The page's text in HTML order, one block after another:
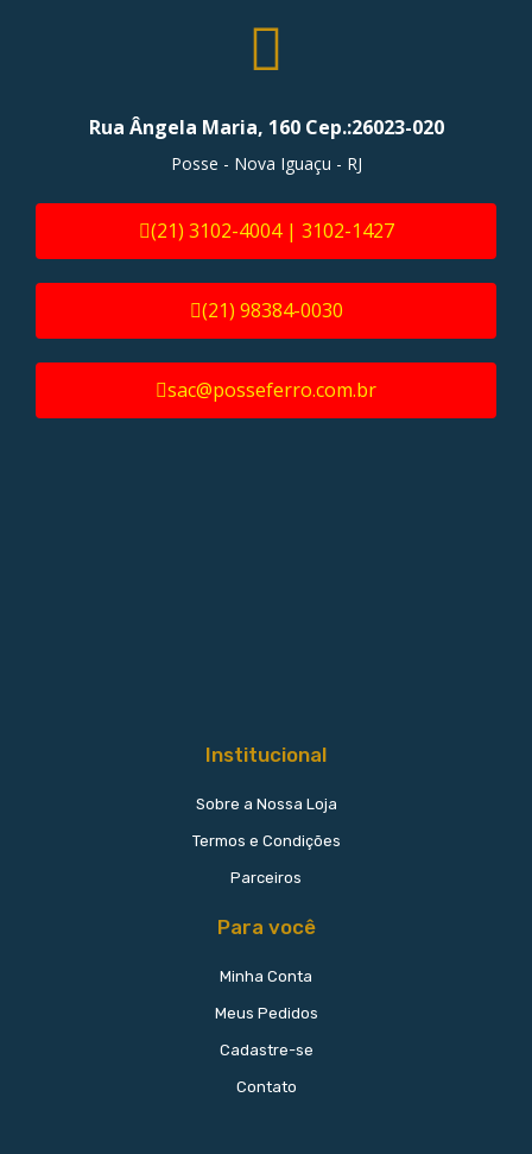
Rua Ângela Maria, 160 Cep.:26023-020
Posse - Nova Iguaçu - RJ
(21) 3102-4004 | 3102-1427
(21) 98384-0030
sac@posseferro.com.br
Institucional
Sobre a Nossa Loja
Termos e Condições
Parceiros
Para você
Minha Conta
Meus Pedidos
Cadastre-se
Contato